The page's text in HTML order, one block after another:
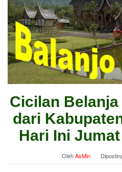
Cicilan
dari
Hari Ini
OlehAsMin